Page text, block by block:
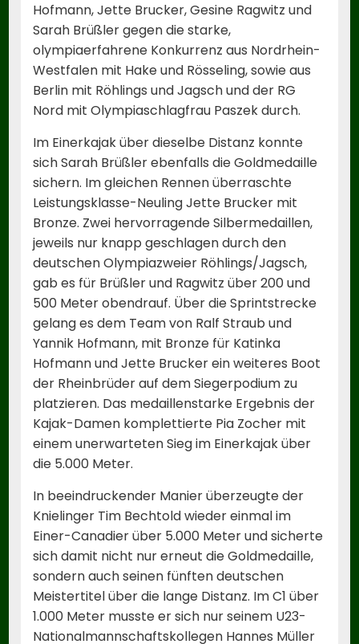
Hofmann, Jette Brucker, Gesine Ragwitz und
Sarah Brüßler gegen die starke,
olympiaerfahrene Konkurrenz aus Nordrhein-
Westfalen mit Hake und Rösseling, sowie aus
Berlin mit Röhlings und Jagsch und der RG
Nord mit Olympiaschlagfrau Paszek durch.
Im Einerkajak über dieselbe Distanz konnte
sich Sarah Brüßler ebenfalls die Goldmedaille
sichern. Im gleichen Rennen überraschte
Leistungsklasse-Neuling Jette Brucker mit
Bronze. Zwei hervorragende Silbermedaillen,
jeweils nur knapp geschlagen durch den
deutschen Olympiazweier Röhlings/Jagsch,
gab es für Brüßler und Ragwitz über 200 und
500 Meter obendrauf. Über die Sprintstrecke
gelang es dem Team von Ralf Straub und
Yannik Hofmann, mit Bronze für Katinka
Hofmann und Jette Brucker ein weiteres Boot
der Rheinbrüder auf dem Siegerpodium zu
platzieren. Das medaillenstarke Ergebnis der
Kajak-Damen komplettierte Pia Zocher mit
einem unerwarteten Sieg im Einerkajak über
die 5.000 Meter.
In beeindruckender Manier überzeugte der
Knielinger Tim Bechtold wieder einmal im
Einer-Canadier über 5.000 Meter und sicherte
sich damit nicht nur erneut die Goldmedaille,
sondern auch seinen fünften deutschen
Meistertitel über die lange Distanz. Im C1 über
1.000 Meter musste er sich nur seinem U23-
Nationalmannschaftskollegen Hannes Müller